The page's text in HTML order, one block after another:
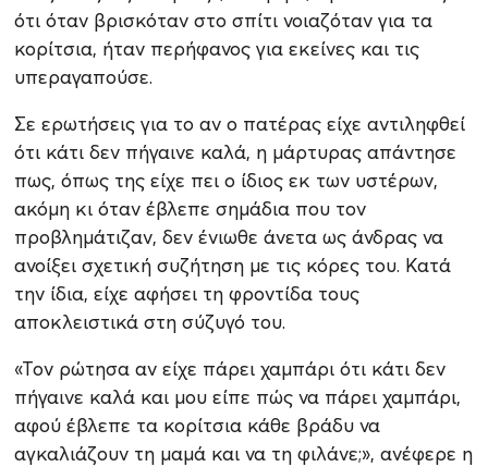
ότι όταν βρισκόταν στο σπίτι νοιαζόταν για τα
κορίτσια, ήταν περήφανος για εκείνες και τις
υπεραγαπούσε.
Σε ερωτήσεις για το αν ο πατέρας είχε αντιληφθεί
ότι κάτι δεν πήγαινε καλά, η μάρτυρας απάντησε
πως, όπως της είχε πει ο ίδιος εκ των υστέρων,
ακόμη κι όταν έβλεπε σημάδια που τον
προβλημάτιζαν, δεν ένιωθε άνετα ως άνδρας να
ανοίξει σχετική συζήτηση με τις κόρες του. Κατά
την ίδια, είχε αφήσει τη φροντίδα τους
αποκλειστικά στη σύζυγό του.
«Τον ρώτησα αν είχε πάρει χαμπάρι ότι κάτι δεν
πήγαινε καλά και μου είπε πώς να πάρει χαμπάρι,
αφού έβλεπε τα κορίτσια κάθε βράδυ να
αγκαλιάζουν τη μαμά και να τη φιλάνε;», ανέφερε η